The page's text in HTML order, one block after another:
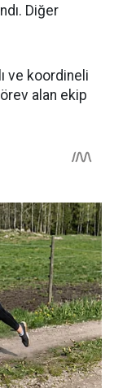
Diğer
ve koordineli
alan ekip